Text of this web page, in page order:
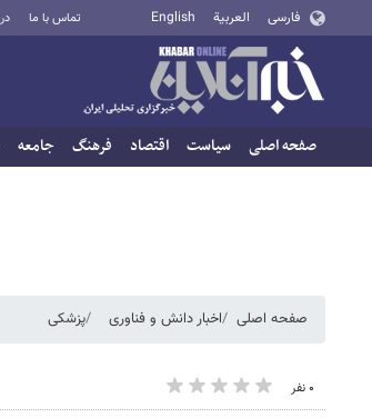
فارسی العربية English تماس با ما
صفحه اصلی سیاست اقتصاد فرهنگ جامعه
صفحه اصلی اخبار دانش و فناوری پزشکی
۰ نفر